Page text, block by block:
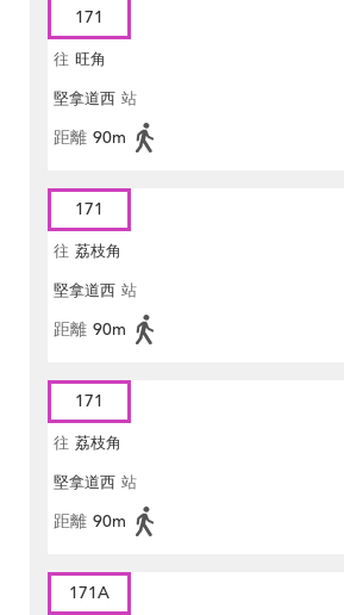
171
往 旺角
堅拿道西 站
距離 90m
171
往 荔枝角
堅拿道西 站
距離 90m
171
往 荔枝角
堅拿道西 站
距離 90m
171A